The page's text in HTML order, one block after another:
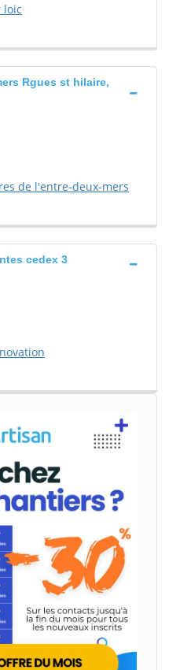
loic
Rgues st hilaire,
de l'entre-deux-mers
cedex 3